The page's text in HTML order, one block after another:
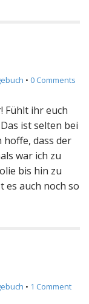
• 0 Comments
Fühlt ihr euch
ist selten bei
hoffe, dass der
war ich zu
bis hin zu
es auch noch so
• 1 Comment